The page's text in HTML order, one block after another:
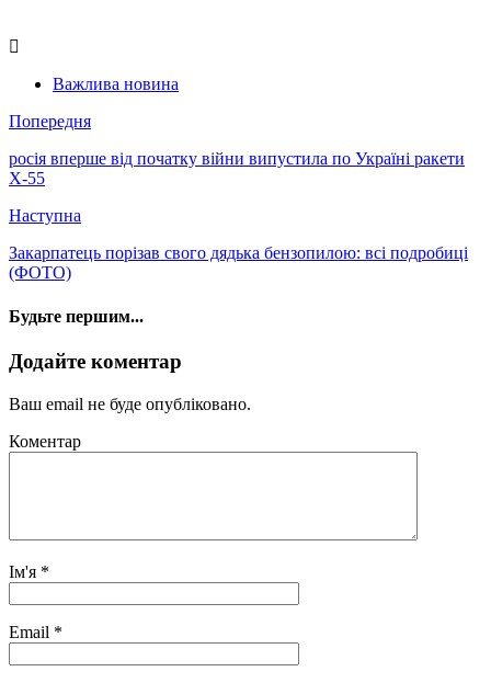
Важлива новина
Попередня
росія вперше від початку війни випустила по Україні ракети
Х-55
Наступна
Закарпатець порізав свого дядька бензопилою: всі подробиці
(ФОТО)
Будьте першим...
Додайте коментар
Ваш email не буде опубліковано.
Коментар
Ім'я *
Email *